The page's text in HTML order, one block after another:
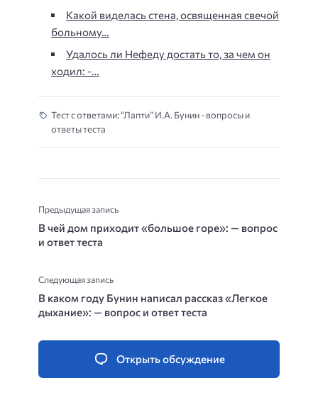
Какой виделась стена, освященная свечой
больному…
Удалось ли Нефеду достать то, за чем он
ходил: -…
Тест с ответами: “Лапти” И.А. Бунин - вопросы и
ответы теста
Предыдущая запись
В чей дом приходит «большое горе»: — вопрос
и ответ теста
Следующая запись
В каком году Бунин написал рассказ «Легкое
дыхание»: — вопрос и ответ теста
Открыть обсуждение